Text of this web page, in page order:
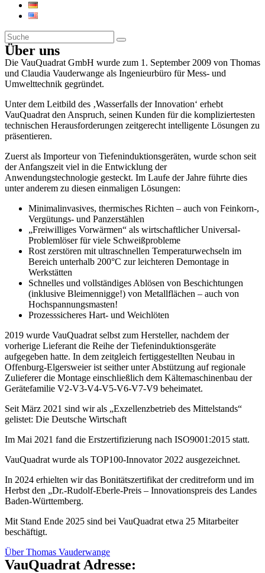
Über uns
Die VauQuadrat GmbH wurde zum 1. September 2009 von Thomas
und Claudia Vauderwange als Ingenieurbüro für Mess- und
Umwelttechnik gegründet.
Unter dem Leitbild des ‚Wasserfalls der Innovation‘ erhebt
VauQuadrat den Anspruch, seinen Kunden für die kompliziertesten
technischen Herausforderungen zeitgerecht intelligente Lösungen zu
präsentieren.
Zuerst als Importeur von Tiefeninduktionsgeräten, wurde schon seit
der Anfangszeit viel in die Entwicklung der
Anwendungstechnologie gesteckt. Im Laufe der Jahre führte dies
unter anderem zu diesen einmaligen Lösungen:
Minimalinvasives, thermisches Richten – auch von Feinkorn-,
Vergütungs- und Panzerstählen
„Freiwilliges Vorwärmen“ als wirtschaftlicher Universal-
Problemlöser für viele Schweißprobleme
Rost zerstören mit ultraschnellen Temperaturwechseln im
Bereich unterhalb 200°C zur leichteren Demontage in
Werkstätten
Schnelles und vollständiges Ablösen von Beschichtungen
(inklusive Bleimennigge!) von Metallflächen – auch von
Hochspannungsmasten!
Prozesssicheres Hart- und Weichlöten
2019 wurde VauQuadrat selbst zum Hersteller, nachdem der
vorherige Lieferant die Reihe der Tiefeninduktionsgeräte
aufgegeben hatte. In dem zeitgleich fertiggestellten Neubau in
Offenburg-Elgersweier ist seither unter Abstützung auf regionale
Zulieferer die Montage einschließlich dem Kältemaschinenbau der
Gerätefamilie V2-V3-V4-V5-V6-V7-V9 beheimatet.
Seit März 2021 sind wir als „Exzellenzbetrieb des Mittelstands“
gelistet: Die Deutsche Wirtschaft
Im Mai 2021 fand die Erstzertifizierung nach ISO9001:2015 statt.
VauQuadrat wurde als TOP100-Innovator 2022 ausgezeichnet.
In 2024 erhielten wir das Bonitätszertifikat der creditreform und im
Herbst den „Dr.-Rudolf-Eberle-Preis – Innovationspreis des Landes
Baden-Württemberg.
Mit Stand Ende 2025 sind bei VauQuadrat etwa 25 Mitarbeiter
beschäftigt.
Über Thomas Vauderwange
VauQuadrat Adresse: